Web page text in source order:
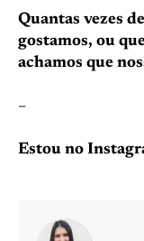
Quantas vezes
gostamos, ou
achamos que
–
Estou no